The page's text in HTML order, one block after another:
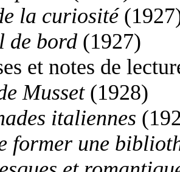
la curiosité
de bord (1927)
et notes de
Musset(1928)
italiennes
former une